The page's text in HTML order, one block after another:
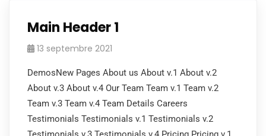
Main Header 1
13 septembre 2021
DemosNew Pages About us About v.1 About v.2
About v.3 About v.4 Our Team Team v.1 Team v.2
Team v.3 Team v.4 Team Details Careers
Testimonials Testimonials v.1 Testimonials v.2